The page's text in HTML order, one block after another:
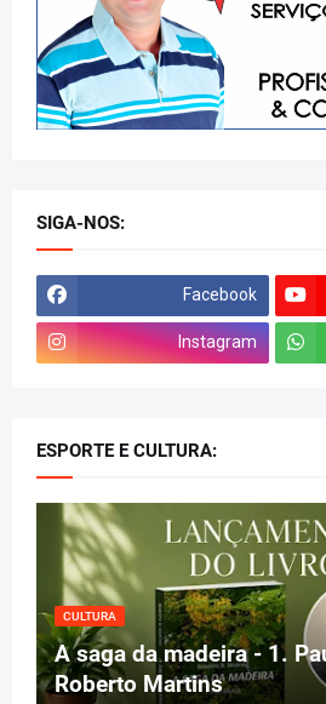
SIGA-NOS:
Facebook
Instagram
ESPORTE E CULTURA:
CULTURA
A saga da madeira - 1.
Roberto Martins